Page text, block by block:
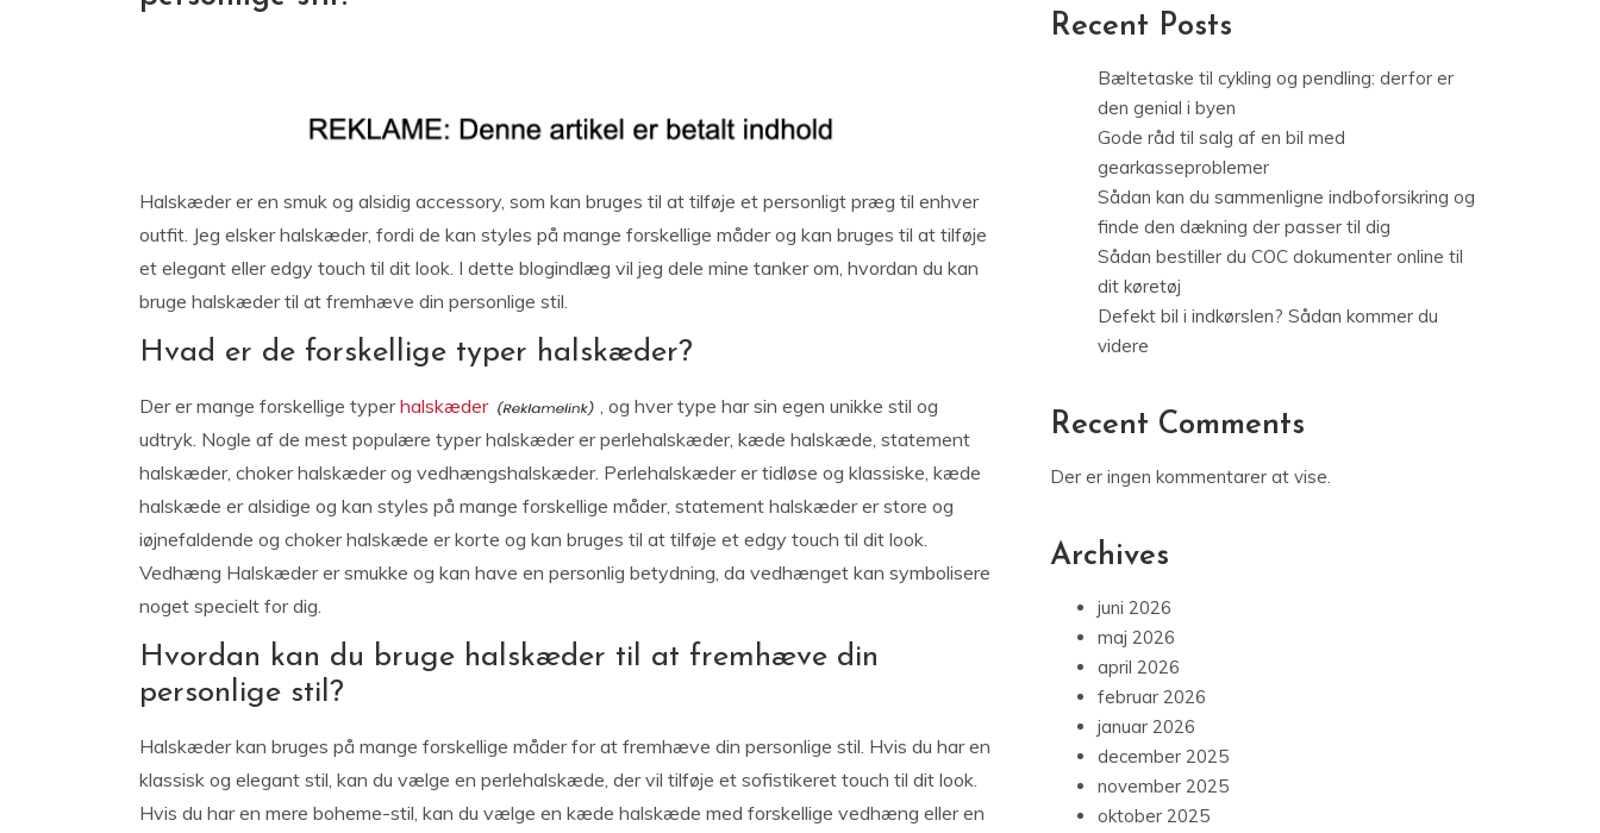
Halskæder er en smuk og alsidig accessory, som kan bruges til at tilføje et personligt præg til enhver
outfit. Jeg elsker halskæder, fordi de kan styles på mange forskellige måder og kan bruges til at tilføje
et elegant eller edgy touch til dit look. I dette blogindlæg vil jeg dele mine tanker om, hvordan du kan
bruge halskæder til at fremhæve din personlige stil.
Hvad er de forskellige typer halskæder?
Der er mange forskellige typerhalskæder
, og hver type har sin egen unikke stil og
udtryk. Nogle af de mest populære typer halskæder er perlehalskæder, kæde halskæde, statement
halskæder, choker halskæder og vedhængshalskæder. Perlehalskæder er tidløse og klassiske, kæde
halskæde er alsidige og kan styles på mange forskellige måder, statement halskæder er store og
iøjnefaldende og choker halskæde er korte og kan bruges til at tilføje et edgy touch til dit look.
Vedhæng Halskæder er smukke og kan have en personlig betydning, da vedhænget kan symbolisere
noget specielt for dig.
Hvordan kan du bruge halskæder til at fremhæve din
personlige stil?
Halskæder kan bruges på mange forskellige måder for at fremhæve din personlige stil. Hvis du har en
klassisk og elegant stil, kan du vælge en perlehalskæde, der vil tilføje et sofistikeret touch til dit look.
Hvis du har en mere boheme-stil, kan du vælge en kæde halskæde med forskellige vedhæng eller en
Recent Posts
Bæltetaske til cykling og pendling: derfor er
den genial i byen
Gode råd til salg af en bil med
gearkasseproblemer
Sådan kan du sammenligne indboforsikring og
finde den dækning der passer til dig
Sådan bestiller du COC dokumenter online til
dit køretøj
Defekt bil i indkørslen? Sådan kommer du
videre
Recent Comments
Der er ingen kommentarer at vise.
Archives
juni 2026
maj 2026
april 2026
februar 2026
januar 2026
december 2025
november 2025
oktober 2025